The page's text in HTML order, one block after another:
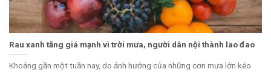
Rau xanh tăng giá mạnh vì trời mưa, người dân nội thành lao đao
Khoảng gần một tuần nay, do ảnh hưởng của những cơn mưa lớn kéo